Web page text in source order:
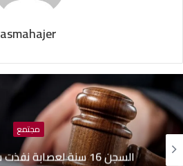
asmahajer
مجتمع
السجن 16 سنة لعصابة نفذت سطوا مسلحا على